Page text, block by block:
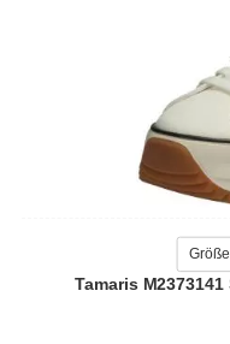
Tamaris